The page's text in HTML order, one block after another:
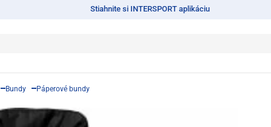
Stiahnite si INTERSPORT aplikáciu
Bundy Páperové bundy